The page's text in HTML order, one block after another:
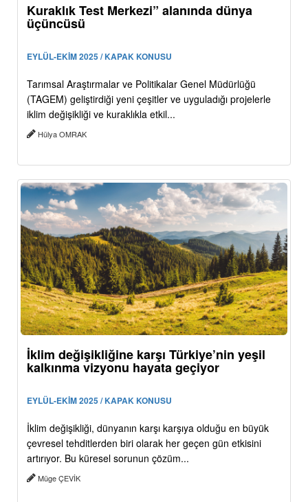
Kuraklık Test Merkezi” alanında dünya
üçüncüsü
EYLÜL-EKİM 2025 / KAPAK KONUSU
Tarımsal Araştırmalar ve Politikalar Genel Müdürlüğü
(TAGEM) geliştirdiği yeni çeşitler ve uyguladığı projelerle
iklim değişikliği ve kuraklıkla etkil...
Hülya OMRAK
İklim değişikliğine karşı Türkiye’nin yeşil
kalkınma vizyonu hayata geçiyor
EYLÜL-EKİM 2025 / KAPAK KONUSU
İklim değişikliği, dünyanın karşı karşıya olduğu en büyük
çevresel tehditlerden biri olarak her geçen gün etkisini
artırıyor. Bu küresel sorunun çözüm...
Müge ÇEVİK